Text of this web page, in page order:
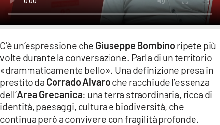
ILVIBONESE.IT
CATANZAROCHANNEL.IT
LACAPITALENEWS.IT
App
ANDROID
APPLE
C’è un’espressione che Giuseppe Bombinoripete più
volte durante la conversazione. Parla di un territorio
«drammaticamente bello». Una definizione presa in
prestito da Corrado Alvaroche racchiude l’essenza
dell’Area Grecanica: una terra straordinaria, ricca di
identità, paesaggi, cultura e biodiversità, che
continua però a convivere con fragilità profonde.